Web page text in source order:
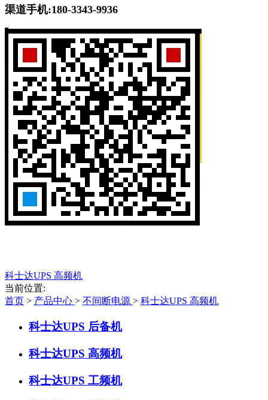
渠道手机:180-3343-9936
科士达UPS 高频机
当前位置:
首页 > 产品中心 > 不间断电源 > 科士达UPS 高频机
科士达UPS 后备机
科士达UPS 高频机
科士达UPS 工频机